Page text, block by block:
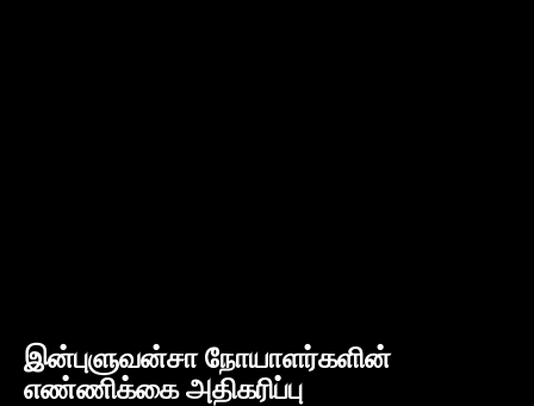
இன்புளுவன்சா நோயாளர்களின்
எண்ணிக்கை அதிகரிப்பு